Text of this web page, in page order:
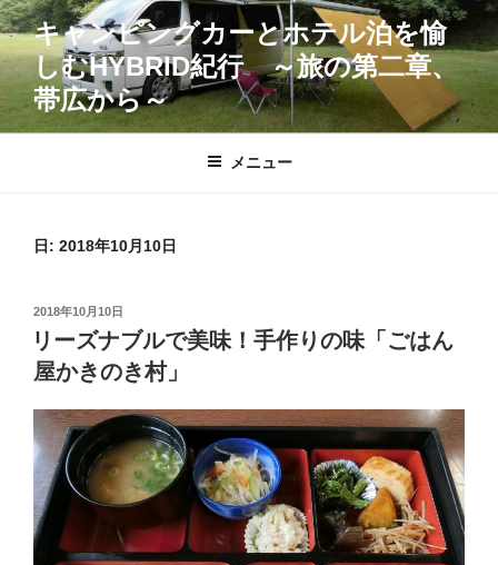
コ
ン
テ
キャンピングカーとホテル泊を愉
しむHYBRID紀行 ～旅の第二章、
帯広から～
メニュー
日: 2018年10月10日
投
稿
日:
2018年10月10日
リーズナブルで美味！手作りの味「ごはん
屋かきのき村」